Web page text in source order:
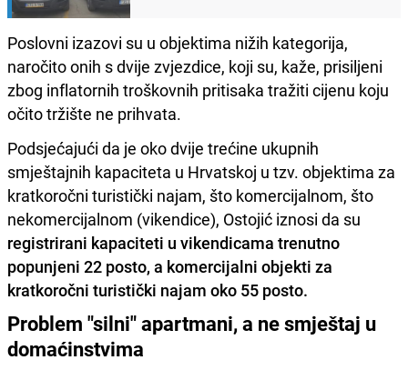
Poslovni izazovi su u objektima nižih kategorija,
naročito onih s dvije zvjezdice, koji su, kaže, prisiljeni
zbog inflatornih troškovnih pritisaka tražiti cijenu koju
očito tržište ne prihvata.
Podsjećajući da je oko dvije trećine ukupnih
smještajnih kapaciteta u Hrvatskoj u tzv. objektima za
kratkoročni turistički najam, što komercijalnom, što
nekomercijalnom (vikendice), Ostojić iznosi da su
registrirani kapaciteti u vikendicama trenutno
popunjeni 22 posto, a komercijalni objekti za
kratkoročni turistički najam oko 55 posto.
Problem "silni" apartmani, a ne smještaj u
domaćinstvima